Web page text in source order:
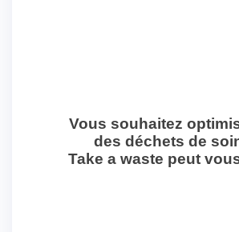
Vous souhaitez
des déchets de
Take a waste peut